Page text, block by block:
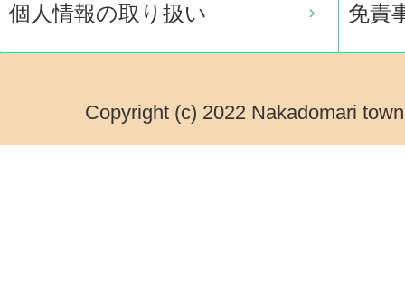
個人情報の取り扱い 免責
Copyright (c) 2022 Nakadomari